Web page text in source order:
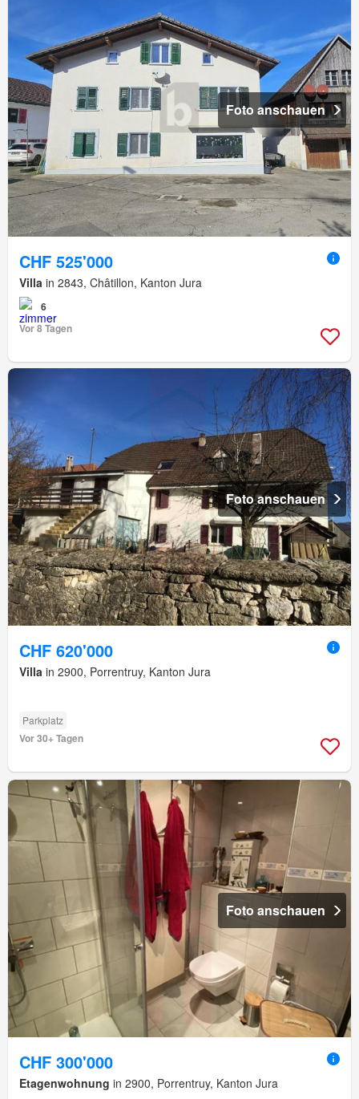
Foto anschauen
CHF 525'000
Villa in 2843, Châtillon, Kanton Jura
6
Vor 8 Tagen
Foto anschauen
CHF 620'000
Villa in 2900, Porrentruy, Kanton Jura
Parkplatz
Vor 30+ Tagen
Foto anschauen
CHF 300'000
Etagenwohnung in 2900, Porrentruy, Kanton Jura